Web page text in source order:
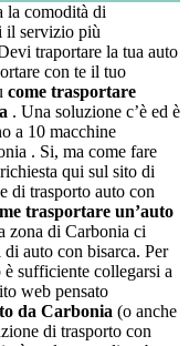
la comodità di
il servizio più
traportare la tua auto
con te il tuo
come trasportare
. Una soluzione c’è ed è
a 10 macchine
. Si, ma come fare
qui sul sito di
di trasporto auto con
trasportare un’auto
zona di Carbonia ci
auto con bisarca. Per
sufficiente collegarsi a
web pensato
da Carbonia (o anche
di trasporto con